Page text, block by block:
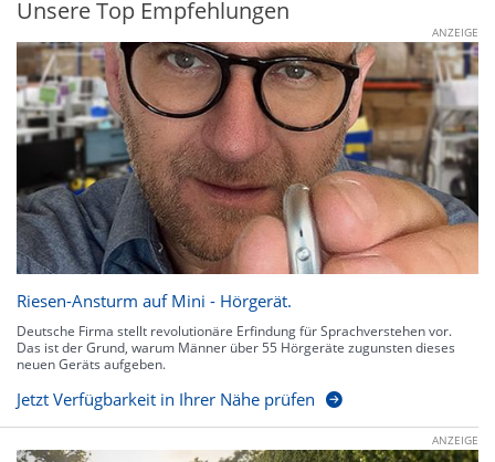
Unsere Top Empfehlungen
ANZEIGE
Riesen-Ansturm auf Mini - Hörgerät.
Deutsche Firma stellt revolutionäre Erfindung für Sprachverstehen vor.
Das ist der Grund, warum Männer über 55 Hörgeräte zugunsten dieses
neuen Geräts aufgeben.
Jetzt Verfügbarkeit in Ihrer Nähe prüfen
ANZEIGE